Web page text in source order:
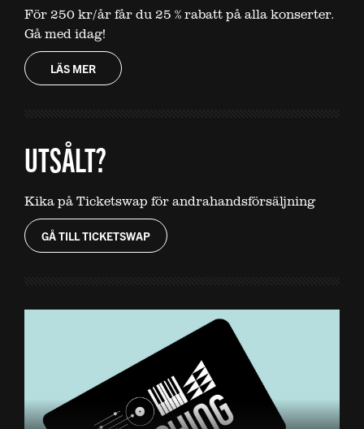
För 250 kr/år får du 25 % rabatt på alla konserter.
Gå med idag!
LÄS MER
UTSÅLT?
Kika på Ticketswap för andrahandsförsäljning
GÅ TILL TICKETSWAP